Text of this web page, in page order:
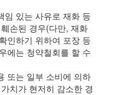
임 있는 사유로 재화 등
손된 경우(다만, 재화
인하기 위하여 포장 등
에는 청약철회를 할 수
또는 일부 소비에 의하
치가 현저히 감소한 경